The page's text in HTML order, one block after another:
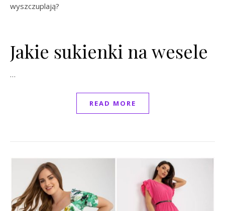
wyszczuplają?
Jakie sukienki na wesele
…
READ MORE